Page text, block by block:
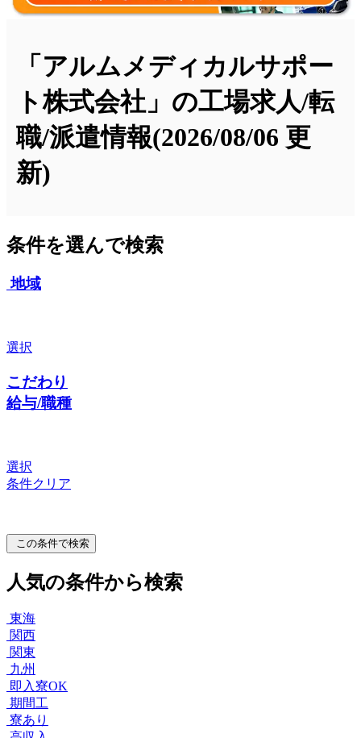
「アルムメディカルサポー
ト株式会社」の工場求人/転
職/派遣情報(2026/08/06 更
新)
条件を選んで検索
地域
選択
こだわり
給与/職種
選択
条件クリア
この条件で検索
人気の条件から検索
東海
関西
関東
九州
即入寮OK
期間工
寮あり